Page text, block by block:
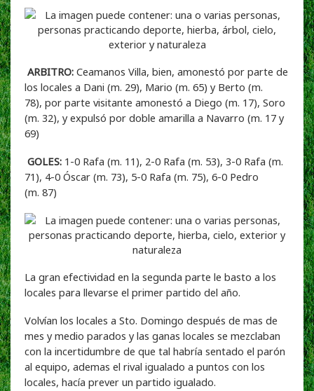
ARBITRO: Ceamanos Villa, bien, amonestó por parte de
los locales a Dani (m. 29), Mario (m. 65) y Berto (m.
78), por parte visitante amonestó a Diego (m. 17), Soro
(m. 32), y expulsó por doble amarilla a Navarro (m. 17 y
69)
GOLES: 1-0 Rafa (m. 11), 2-0 Rafa (m. 53), 3-0 Rafa (m.
71), 4-0 Óscar (m. 73), 5-0 Rafa (m. 75), 6-0 Pedro
(m. 87)
La gran efectividad en la segunda parte le basto a los
locales para llevarse el primer partido del año.
Volvían los locales a Sto. Domingo después de mas de
mes y medio parados y las ganas locales se mezclaban
con la incertidumbre de que tal habría sentado el parón
al equipo, ademas el rival igualado a puntos con los
locales, hacía prever un partido igualado.